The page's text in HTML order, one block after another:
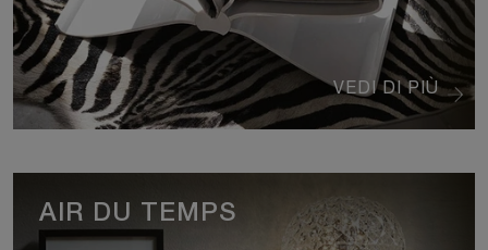
VEDI DI PIÙ
AIR DU TEMPS